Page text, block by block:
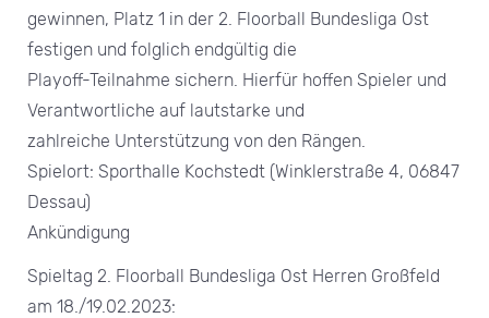
gewinnen, Platz 1 in der 2. Floorball Bundesliga Ost
festigen und folglich endgültig die
Playoff-Teilnahme sichern. Hierfür hoffen Spieler und
Verantwortliche auf lautstarke und
zahlreiche Unterstützung von den Rängen.
Spielort: Sporthalle Kochstedt (Winklerstraße 4, 06847
Dessau)
Ankündigung
Spieltag 2. Floorball Bundesliga Ost Herren Großfeld
am 18./19.02.2023: